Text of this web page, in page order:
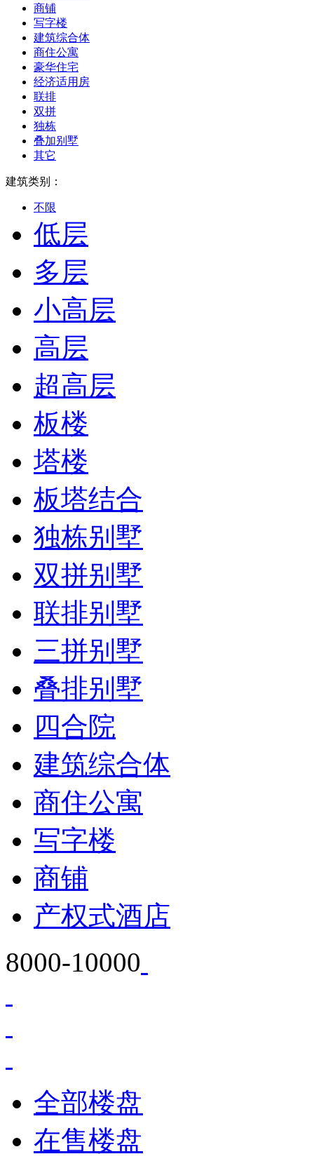
商铺
写字楼
建筑综合体
商住公寓
豪华住宅
经济适用房
联排
双拼
独栋
叠加别墅
其它
建筑类别：
不限
低层
多层
小高层
高层
超高层
板楼
塔楼
板塔结合
独栋别墅
双拼别墅
联排别墅
三拼别墅
叠排别墅
四合院
建筑综合体
商住公寓
写字楼
商铺
产权式酒店
8000-10000
全部楼盘
在售楼盘